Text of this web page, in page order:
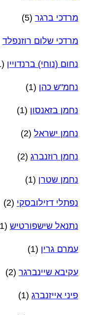
מרדכי ברגר (5)
מרדכי שלום רוזנפלד
נחום (נוחי) ברנדויין (1)
נחמ"ש כהן (1)
נחמן בזאנסון (1)
נחמן ישראל (2)
נחמן רוזנברג (2)
נחמן שטרן (1)
נפתלי דזילובסקי (2)
נתנאל שישפורטיש (1)
עמרם גרין (1)
עקיבא שיינברגר (2)
פיני אייזנברג (1)